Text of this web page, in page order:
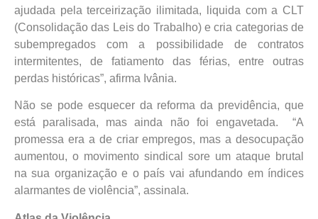
ajudada pela terceirização ilimitada, liquida com a CLT
(Consolidação das Leis do Trabalho) e cria categorias de
subempregados com a possibilidade de contratos
intermitentes, de fatiamento das férias, entre outras
perdas históricas”, afirma Ivânia.
Não se pode esquecer da reforma da previdência, que
está paralisada, mas ainda não foi engavetada. “A
promessa era a de criar empregos, mas a desocupação
aumentou, o movimento sindical sore um ataque brutal
na sua organização e o país vai afundando em índices
alarmantes de violência”, assinala.